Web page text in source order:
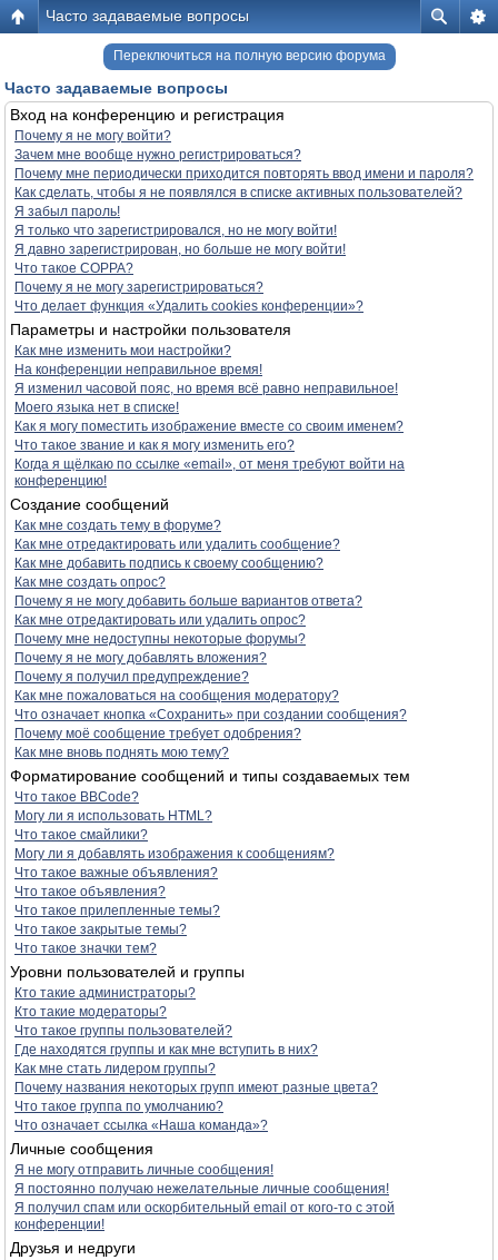
Часто задаваемые вопросы
Переключиться на полную версию форума
Часто задаваемые вопросы
Вход на конференцию и регистрация
Почему я не могу войти?
Зачем мне вообще нужно регистрироваться?
Почему мне периодически приходится повторять ввод имени и пароля?
Как сделать, чтобы я не появлялся в списке активных пользователей?
Я забыл пароль!
Я только что зарегистрировался, но не могу войти!
Я давно зарегистрирован, но больше не могу войти!
Что такое COPPA?
Почему я не могу зарегистрироваться?
Что делает функция «Удалить cookies конференции»?
Параметры и настройки пользователя
Как мне изменить мои настройки?
На конференции неправильное время!
Я изменил часовой пояс, но время всё равно неправильное!
Моего языка нет в списке!
Как я могу поместить изображение вместе со своим именем?
Что такое звание и как я могу изменить его?
Когда я щёлкаю по ссылке «email», от меня требуют войти на
конференцию!
Создание сообщений
Как мне создать тему в форуме?
Как мне отредактировать или удалить сообщение?
Как мне добавить подпись к своему сообщению?
Как мне создать опрос?
Почему я не могу добавить больше вариантов ответа?
Как мне отредактировать или удалить опрос?
Почему мне недоступны некоторые форумы?
Почему я не могу добавлять вложения?
Почему я получил предупреждение?
Как мне пожаловаться на сообщения модератору?
Что означает кнопка «Сохранить» при создании сообщения?
Почему моё сообщение требует одобрения?
Как мне вновь поднять мою тему?
Форматирование сообщений и типы создаваемых тем
Что такое BBCode?
Могу ли я использовать HTML?
Что такое смайлики?
Могу ли я добавлять изображения к сообщениям?
Что такое важные объявления?
Что такое объявления?
Что такое прилепленные темы?
Что такое закрытые темы?
Что такое значки тем?
Уровни пользователей и группы
Кто такие администраторы?
Кто такие модераторы?
Что такое группы пользователей?
Где находятся группы и как мне вступить в них?
Как мне стать лидером группы?
Почему названия некоторых групп имеют разные цвета?
Что такое группа по умолчанию?
Что означает ссылка «Наша команда»?
Личные сообщения
Я не могу отправить личные сообщения!
Я постоянно получаю нежелательные личные сообщения!
Я получил спам или оскорбительный email от кого-то с этой
конференции!
Друзья и недруги